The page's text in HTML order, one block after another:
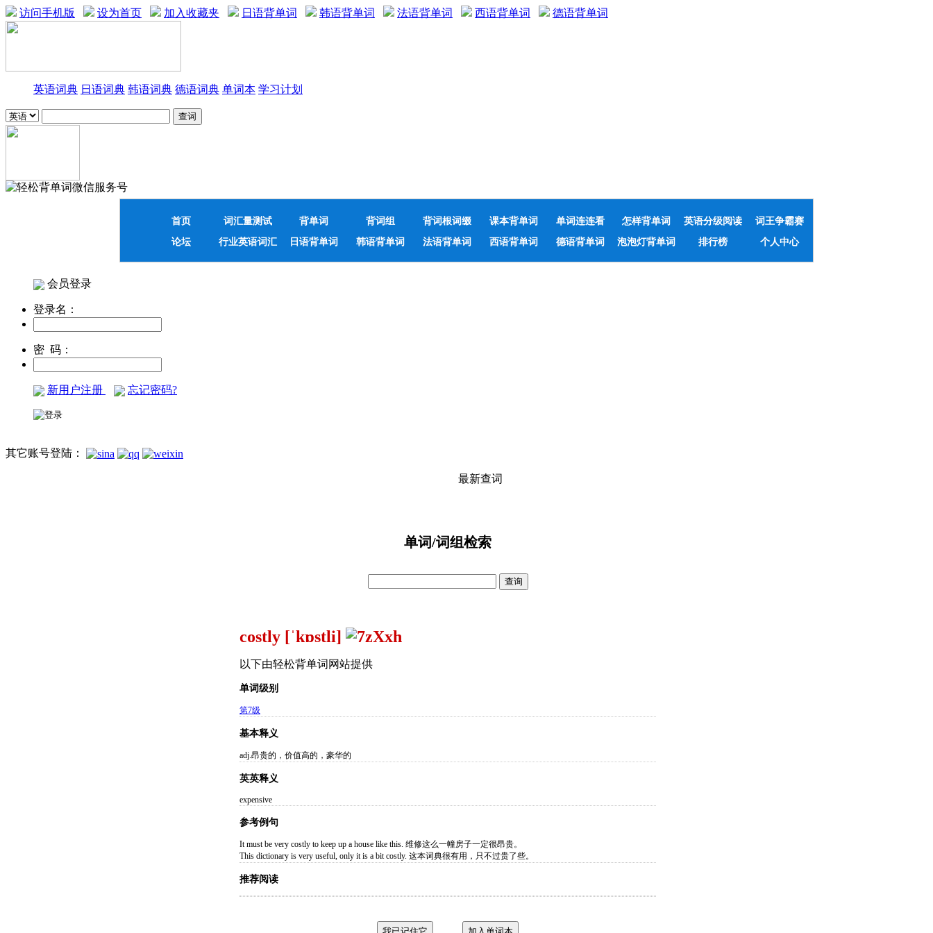
访问手机版 设为首页 加入收藏夹 日语背单词 韩语背单词 法语背单词 西语背单词 德语背单词
英语词典 日语词典 韩语词典 德语词典 单词本 学习计划
首页 词汇量测试 背单词 背词组 背词根词缀 课本背单词 单词连连看 怎样背单词 英语分级阅读
词王争霸赛
论坛
行业英语词汇 日语背单词 韩语背单词 法语背单词 西语背单词 德语背单词 泡泡灯背单词 排行榜 个人中心
会员登录
登录名：
密 码：
新用户注册 忘记密码?
其它账号登陆：
最新查词
单词/词组检索
costly [ˈkɒstli]
以下由轻松背单词网站提供
单词级别
第7级
基本释义
adj.昂贵的，价值高的，豪华的
英英释义
expensive
参考例句
It must be very costly to keep up a house like this. 维修这么一幢房子一定很昂贵。
This dictionary is very useful, only it is a bit costly. 这本词典很有用，只不过贵了些。
推荐阅读